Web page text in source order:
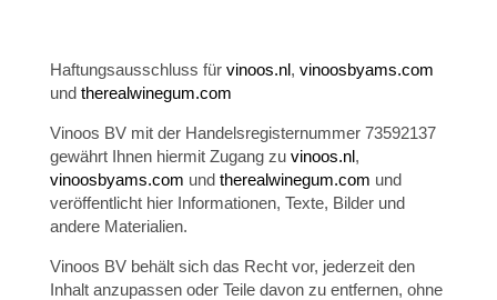
Haftungsausschluss für vinoos.nl, vinoosbyams.com
und therealwinegum.com
Vinoos BV mit der Handelsregisternummer 73592137
gewährt Ihnen hiermit Zugang zu vinoos.nl,
vinoosbyams.com und therealwinegum.com und
veröffentlicht hier Informationen, Texte, Bilder und
andere Materialien.
Vinoos BV behält sich das Recht vor, jederzeit den
Inhalt anzupassen oder Teile davon zu entfernen, ohne